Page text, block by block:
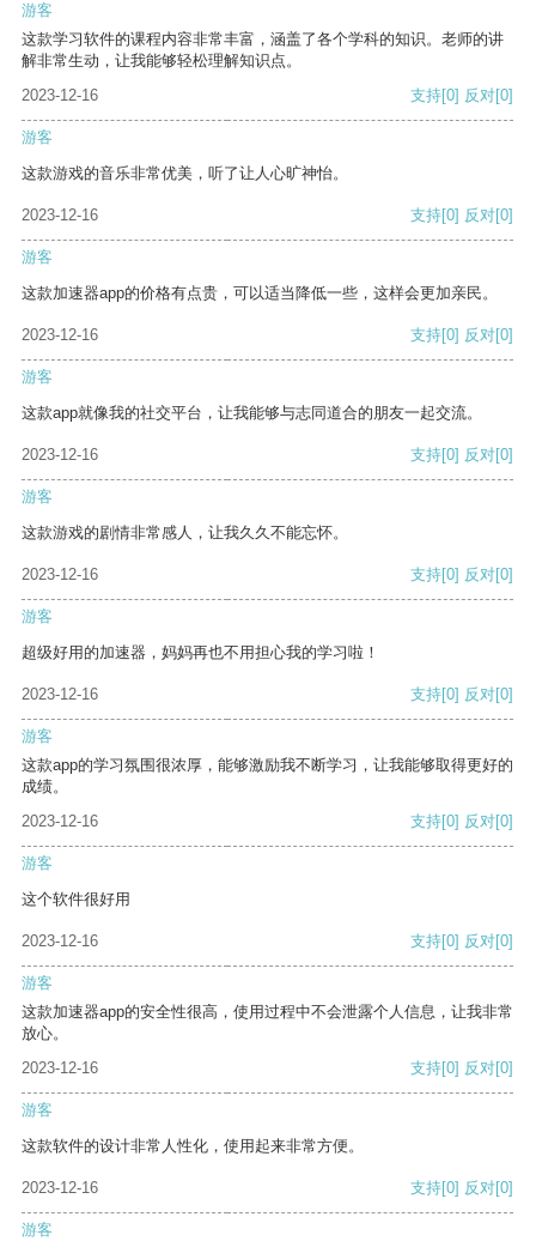
游客
这款学习软件的课程内容非常丰富，涵盖了各个学科的知识。老师的讲
解非常生动，让我能够轻松理解知识点。
2023-12-16
支持[0] 反对[0]
游客
这款游戏的音乐非常优美，听了让人心旷神怡。
2023-12-16 支持[0] 反对[0]
游客
这款加速器app的价格有点贵，可以适当降低一些，这样会更加亲民。
2023-12-16 支持[0] 反对[0]
游客
这款app就像我的社交平台，让我能够与志同道合的朋友一起交流。
2023-12-16 支持[0] 反对[0]
游客
这款游戏的剧情非常感人，让我久久不能忘怀。
2023-12-16 支持[0] 反对[0]
游客
超级好用的加速器，妈妈再也不用担心我的学习啦！
2023-12-16 支持[0] 反对[0]
游客
这款app的学习氛围很浓厚，能够激励我不断学习，让我能够取得更好的
成绩。
2023-12-16
支持[0] 反对[0]
游客
这个软件很好用
2023-12-16 支持[0] 反对[0]
游客
这款加速器app的安全性很高，使用过程中不会泄露个人信息，让我非常
放心。
2023-12-16
支持[0] 反对[0]
游客
这款软件的设计非常人性化，使用起来非常方便。
2023-12-16 支持[0] 反对[0]
游客